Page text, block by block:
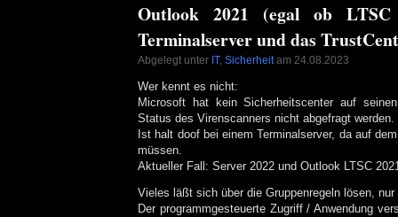
Outlook 2021 (egal ob
Terminalserver und das
Abgelegt unter IT, Sicherheitam 24.08.2023
Wer kennt es nicht:
Microsoft hat kein Sicherheitscenter auf
Status des Virenscanners nicht abgefragt werden.
Ist halt doof bei einem Terminalserver, da auf
müssen.
Aktueller Fall: Server 2022 und Outlook LTSC
Vieles läßt sich über die Gruppenregeln lösen,
Der programmgesteuerte Zugriff / Anwendung